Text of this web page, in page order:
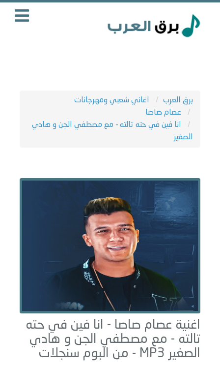
برق العرب
اغاني شعبي ومهرجانات
عصام صاصا
انا فين في حته تالته - مع مصطفي الجن و هادي
الصغير
اغنية عصام صاصا - انا فين في حته
تالته - مع مصطفي الجن و هادي
الصغير
سنجلات